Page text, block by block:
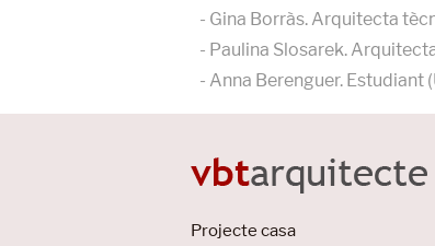
- Gina Borràs. Arquitecta
- Paulina Slosarek.
- Anna Berenguer. Estudiant
Projecte casa